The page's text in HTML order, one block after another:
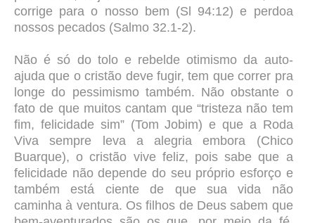
corrige para o nosso bem (Sl 94:12) e perdoa
nossos pecados (Salmo 32.1-2).
Não é só do tolo e rebelde otimismo da auto-
ajuda que o cristão deve fugir, tem que correr pra
longe do pessimismo também. Não obstante o
fato de que muitos cantam que “tristeza não tem
fim, felicidade sim” (Tom Jobim) e que a Roda
Viva sempre leva a alegria embora (Chico
Buarque), o cristão vive feliz, pois sabe que a
felicidade não depende do seu próprio esforço e
também está ciente de que sua vida não
caminha à ventura. Os filhos de Deus sabem que